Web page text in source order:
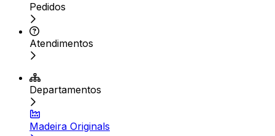
Pedidos
Atendimentos
Departamentos
Madeira Originals